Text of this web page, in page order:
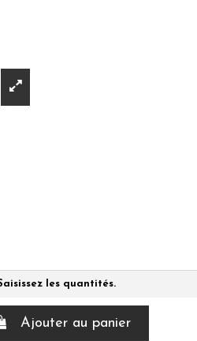
les quantités.
Ajouter au panier